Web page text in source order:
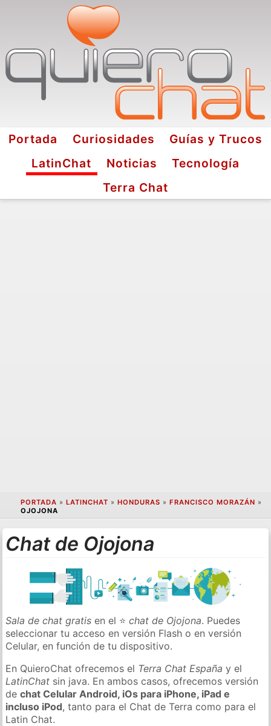
Portada Curiosidades
Guías y Trucos
LatinChat
Noticias
Tecnología
Terra Chat
PORTADA » LATINCHAT » HONDURAS » FRANCISCO MORAZÁN »
OJOJONA
Chat de Ojojona
Sala de chat gratis en el ⭐chat de Ojojona. Puedes
seleccionar tu acceso en versión Flash o en versión
Celular, en función de tu dispositivo.
En QuieroChat ofrecemos el Terra Chat España y el
LatinChat sin java. En ambos casos, ofrecemos versión
dechat Celular Android, iOs para iPhone, iPad e
incluso iPod, tanto para el Chat de Terra como para el
Latin Chat.